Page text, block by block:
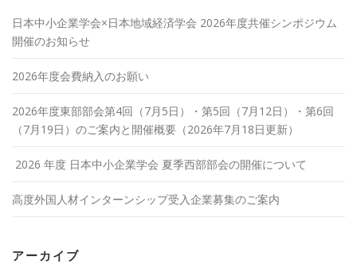
日本中小企業学会×日本地域経済学会 2026年度共催シンポジウム
開催のお知らせ
2026年度会費納入のお願い
2026年度東部部会第4回（7月5日）・第5回（7月12日）・第6回
（7月19日）のご案内と開催概要（2026年7月18日更新）
2026 年度 日本中小企業学会 夏季西部部会の開催について
高度外国人材インターンシップ受入企業募集のご案内
アーカイブ